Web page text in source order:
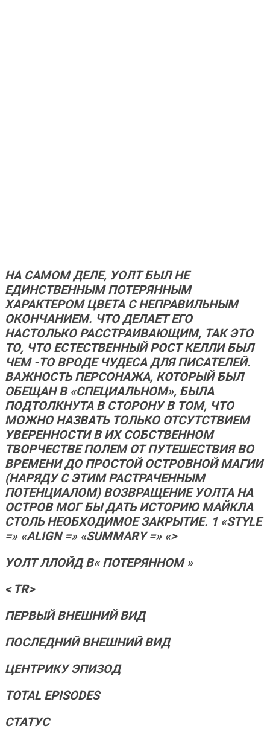
НА САМОМ ДЕЛЕ, УОЛТ БЫЛ НЕ
ЕДИНСТВЕННЫМПОТЕРЯННЫМ
ХАРАКТЕРОМ ЦВЕТА С НЕПРАВИЛЬНЫМ
ОКОНЧАНИЕМ. ЧТО ДЕЛАЕТ ЕГО
НАСТОЛЬКО РАССТРАИВАЮЩИМ, ТАК ЭТО
ТО, ЧТО ЕСТЕСТВЕННЫЙ РОСТ КЕЛЛИ БЫЛ
ЧЕМ -ТО ВРОДЕ ЧУДЕСА ДЛЯ ПИСАТЕЛЕЙ.
ВАЖНОСТЬ ПЕРСОНАЖА, КОТОРЫЙ БЫЛ
ОБЕЩАН В «СПЕЦИАЛЬНОМ», БЫЛА
ПОДТОЛКНУТА В СТОРОНУ В ТОМ, ЧТО
МОЖНО НАЗВАТЬ ТОЛЬКО ОТСУТСТВИЕМ
УВЕРЕННОСТИ В ИХ СОБСТВЕННОМ
ТВОРЧЕСТВЕПОЛЕМ ОТ ПУТЕШЕСТВИЯ ВО
ВРЕМЕНИ ДО ПРОСТОЙ ОСТРОВНОЙ МАГИИ
(НАРЯДУ С ЭТИМ РАСТРАЧЕННЫМ
ПОТЕНЦИАЛОМ) ВОЗВРАЩЕНИЕ УОЛТА НА
ОСТРОВ МОГ БЫ ДАТЬ ИСТОРИЮ МАЙКЛА
СТОЛЬ НЕОБХОДИМОЕ ЗАКРЫТИЕ. 1 «STYLE
=» «ALIGN =» «SUMMARY =» «>
УОЛТ ЛЛОЙД В« ПОТЕРЯННОМ »
< TR>
ПЕРВЫЙ ВНЕШНИЙ ВИД
ПОСЛЕДНИЙ ВНЕШНИЙ ВИД
ЦЕНТРИКУ ЭПИЗОД
TOTAL EPISODES
СТАТУС